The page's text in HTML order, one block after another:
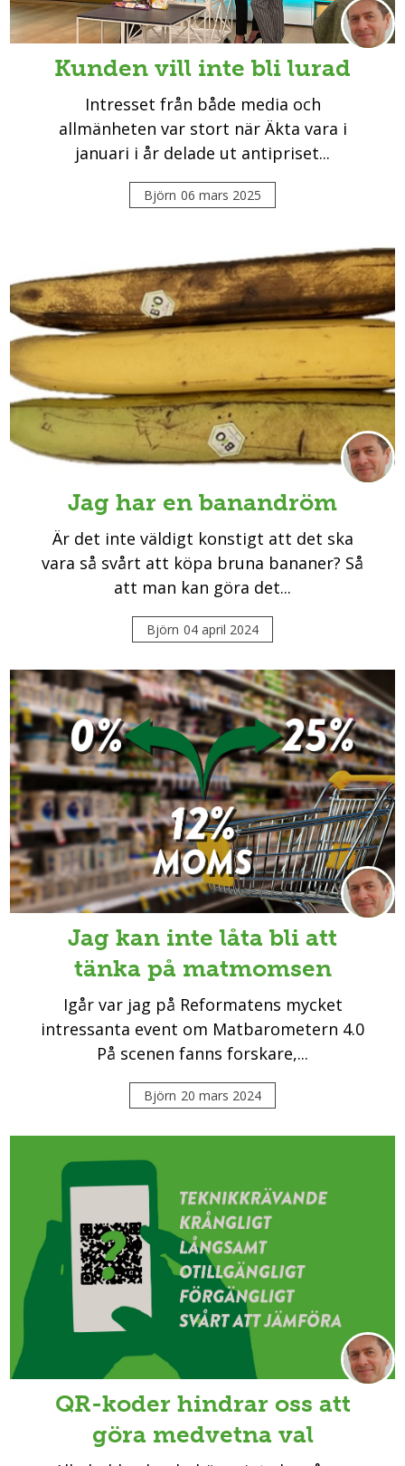
Kunden vill inte bli lurad
Intresset från både media och
allmänheten var stort när Äkta vara i
januari i år delade ut antipriset...
Björn 06 mars 2025
Jag har en banandröm
Är det inte väldigt konstigt att det ska
vara så svårt att köpa bruna bananer? Så
att man kan göra det...
Björn 04 april 2024
Jag kan inte låta bli att
tänka på matmomsen
Igår var jag på Reformatens mycket
intressanta event om Matbarometern 4.0
På scenen fanns forskare,...
Björn 20 mars 2024
QR-koder hindrar oss att
göra medvetna val